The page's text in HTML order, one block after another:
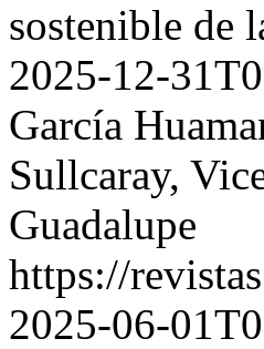
sostenible de
2025-12-
García
Sullcaray,
Guadalupe
https://
2025-06-